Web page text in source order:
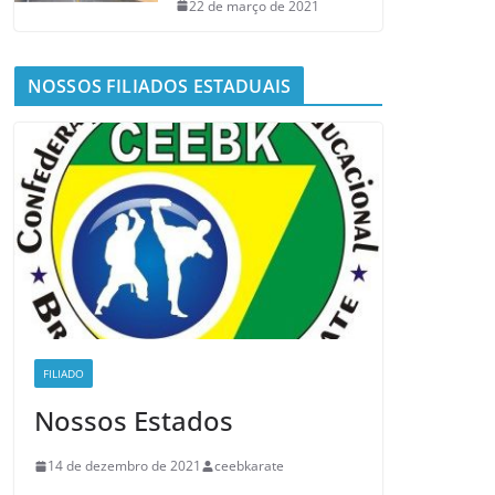
22 de março de 2021
NOSSOS FILIADOS ESTADUAIS
FILIADO
Nossos Estados
14 de dezembro de 2021 ceebkarate